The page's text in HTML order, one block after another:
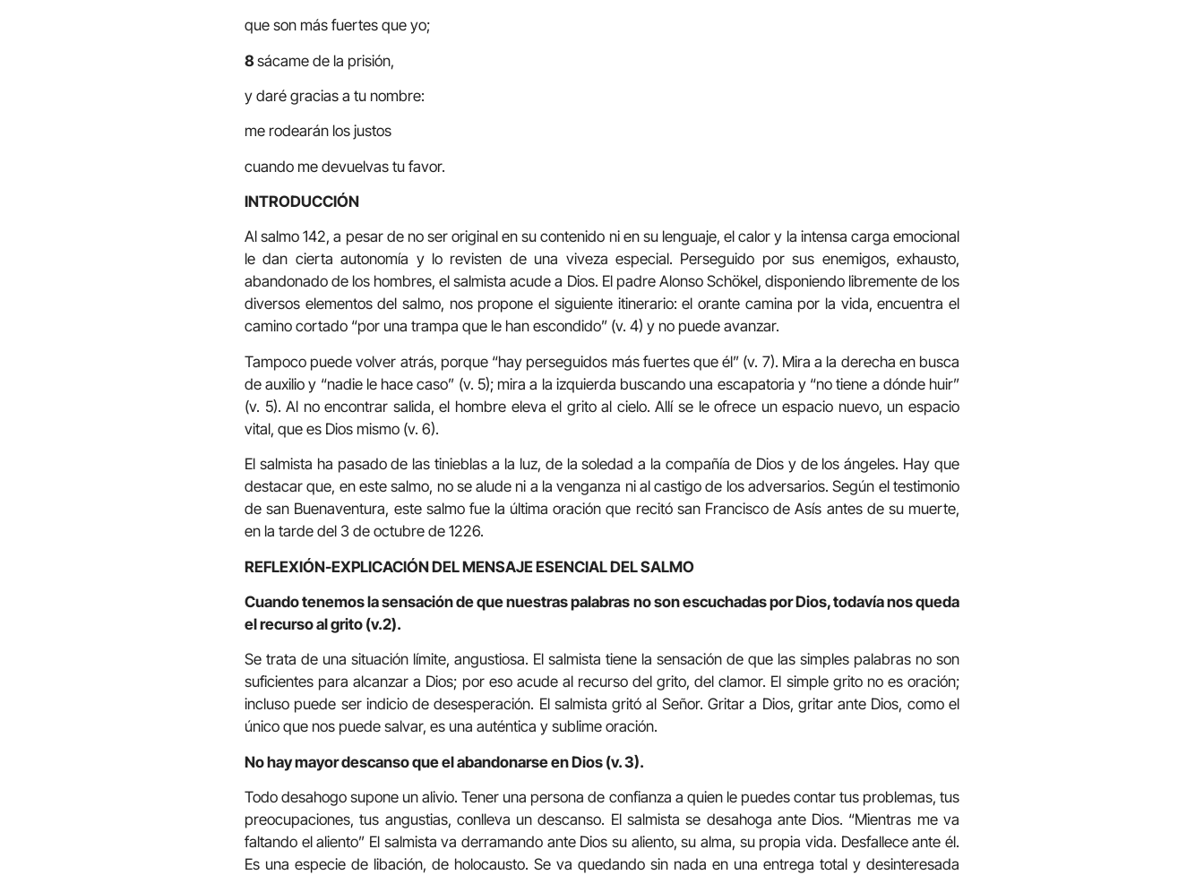
que son más fuertes que yo;
8sácame de la prisión,
y daré gracias a tu nombre:
me rodearán los justos
cuando me devuelvas tu favor.
INTRODUCCIÓN
Al salmo 142, a pesar de no ser original en su contenido ni en su lenguaje, el calor y la intensa carga emocional
le dan cierta autonomía y lo revisten de una viveza especial. Perseguido por sus enemigos, exhausto,
abandonado de los hombres, el salmista acude a Dios. El padre Alonso Schökel, disponiendo libremente de los
diversos elementos del salmo, nos propone el siguiente itinerario: el orante camina por la vida, encuentra el
camino cortado “por una trampa que le han escondido” (v. 4) y no puede avanzar.
Tampoco puede volver atrás, porque “hay perseguidos más fuertes que él” (v. 7). Mira a la derecha en busca
de auxilio y “nadie le hace caso” (v. 5); mira a la izquierda buscando una escapatoria y “no tiene a dónde huir”
(v. 5). Al no encontrar salida, el hombre eleva el grito al cielo. Allí se le ofrece un espacio nuevo, un espacio
vital, que es Dios mismo (v. 6).
El salmista ha pasado de las tinieblas a la luz, de la soledad a la compañía de Dios y de los ángeles. Hay que
destacar que, en este salmo, no se alude ni a la venganza ni al castigo de los adversarios. Según el testimonio
de san Buenaventura, este salmo fue la última oración que recitó san Francisco de Asís antes de su muerte,
en la tarde del 3 de octubre de 1226.
REFLEXIÓN-EXPLICACIÓN DEL MENSAJE ESENCIAL DEL SALMO
Cuando tenemos la sensación de que nuestras palabras no son escuchadas por Dios, todavía nos queda
el recurso al grito (v.2).
Se trata de una situación límite, angustiosa. El salmista tiene la sensación de que las simples palabras no son
suficientes para alcanzar a Dios; por eso acude al recurso del grito, del clamor. El simple grito no es oración;
incluso puede ser indicio de desesperación. El salmista gritó al Señor. Gritar a Dios, gritar ante Dios, como el
único que nos puede salvar, es una auténtica y sublime oración.
No hay mayor descanso que el abandonarse en Dios (v. 3).
Todo desahogo supone un alivio. Tener una persona de confianza a quien le puedes contar tus problemas, tus
preocupaciones, tus angustias, conlleva un descanso. El salmista se desahoga ante Dios. “Mientras me va
faltando el aliento” El salmista va derramando ante Dios su aliento, su alma, su propia vida. Desfallece ante él.
Es una especie de libación, de holocausto. Se va quedando sin nada en una entrega total y desinteresada